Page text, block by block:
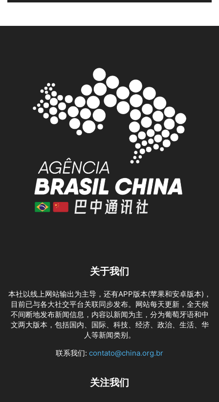
关于我们
本社以线上网站输出为主导，还有APP版本(苹果和安卓版本)，
目前已与各大社交平台关联同步发布。网站每天更新，全天候
不间断地发布新闻信息，内容以新闻为主，分为葡萄牙语和中
文两大版本，包括国内、国际、科技、经济、政治、生活、华
人等新闻类别。
联系我们: contato@china.org.br
关注我们